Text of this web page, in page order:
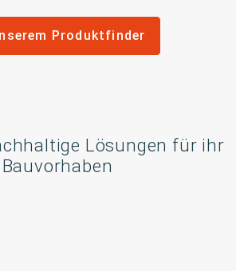
Produktfinder
Lösungen für ihr
Bauvorhaben